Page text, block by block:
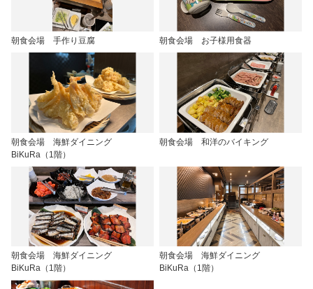
朝食会場 手作り豆腐 朝食会場 お子様用食器
朝食会場 海鮮ダイニング
BiKuRa（1階）
朝食会場 和洋のバイキング
朝食会場 海鮮ダイニング
BiKuRa（1階）
朝食会場 海鮮ダイニング
BiKuRa（1階）